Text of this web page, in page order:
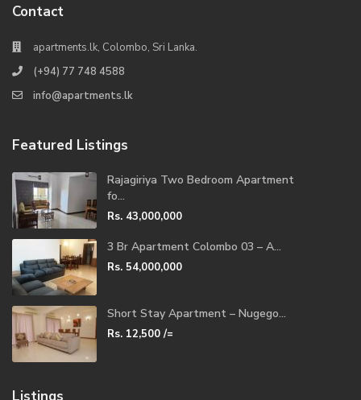
Contact
apartments.lk, Colombo, Sri Lanka.
(+94) 77 748 4588
info@apartments.lk
Featured Listings
Rajagiriya Two Bedroom Apartment
fo...
Rs. 43,000,000
3 Br Apartment Colombo 03 – A...
Rs. 54,000,000
Short Stay Apartment – Nugego...
Rs. 12,500 /=
Listings